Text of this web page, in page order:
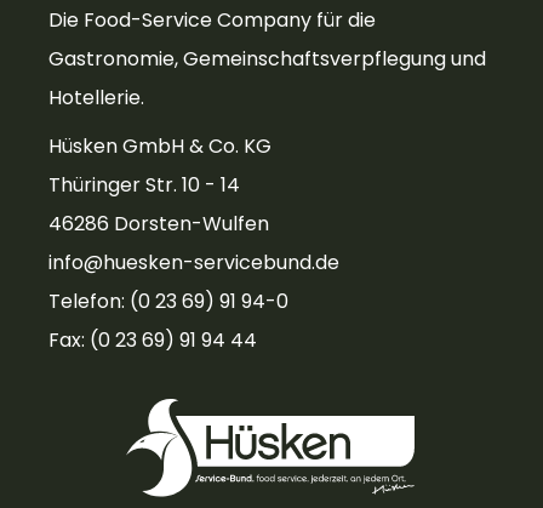
Die Food-Service Company für die
Gastronomie, Gemeinschaftsverpflegung und
Hotellerie.
Hüsken GmbH & Co. KG
Thüringer Str. 10 - 14
46286 Dorsten-Wulfen
info@huesken-servicebund.de
Telefon: (0 23 69) 91 94-0
Fax: (0 23 69) 91 94 44